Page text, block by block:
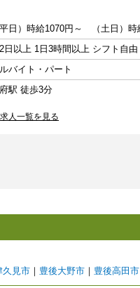
平日）時給1070円～ （土日）
日以上 1日3時間以上 シフト自
バイト・パート
駅 徒歩3分
人一覧を見る
久見市 ｜ 豊後大野市 ｜ 豊後高田市